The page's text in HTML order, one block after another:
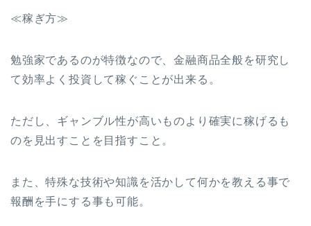
≪稼ぎ方≫
勉強家であるのが特徴なので、金融商品全般を研究し
て効率よく投資して稼ぐことが出来る。
ただし、ギャンブル性が高いものより確実に稼げるも
のを見出すことを目指すこと。
また、特殊な技術や知識を活かして何かを教える事で
報酬を手にする事も可能。